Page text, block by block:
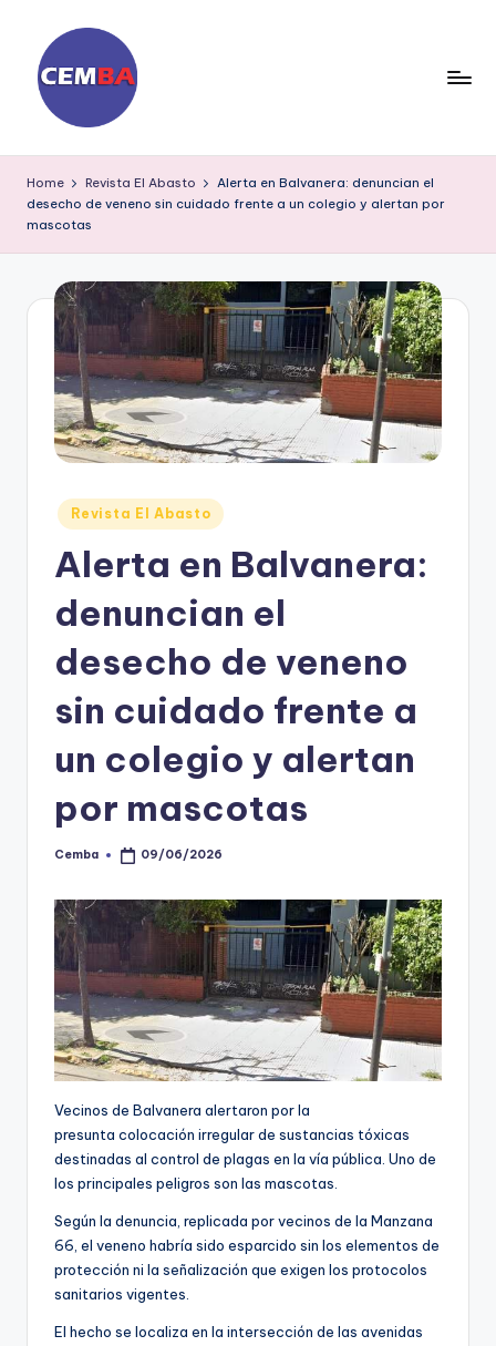
content
ia
ri
o
C
M
B
A
Home Revista El Abasto
Alerta en Balvanera: denuncian el
desecho de veneno sin cuidado frente a un colegio y alertan por
mascotas
Posted
in
Revista El Abasto
Alerta en Balvanera:
denuncian el
desecho de veneno
sin cuidado frente a
un colegio y alertan
por mascotas
Posted
Cemba 09/06/2026
Vecinos de Balvanera alertaron por la
presunta colocación irregular de sustancias tóxicas
destinadas al control de plagas en la vía pública. Uno de
los principales peligros son las mascotas.
Según la denuncia, replicada por vecinos de la Manzana
66, el veneno habría sido esparcido sin los elementos de
protección ni la señalización que exigen los protocolos
sanitarios vigentes.
El hecho se localiza en la intersección de las avenidas